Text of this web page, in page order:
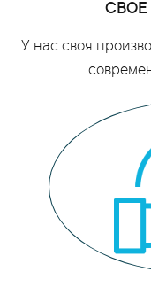
СВОЕ
У нас своя